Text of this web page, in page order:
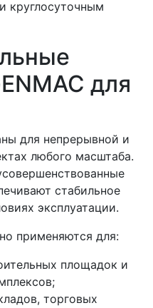
круглосуточным
для
для непрерывной и
любого масштаба.
стабильное
эксплуатации.
применяются для:
площадок и
торговых